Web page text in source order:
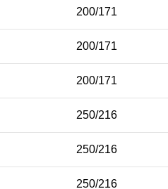
200/171
200/171
200/171
250/216
250/216
250/216